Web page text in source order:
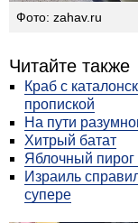
Фото: zahav.ru
Читайте также
Краб с
пропиской
На пути
Хитрый батат
Яблочный пирог
Израиль
супере